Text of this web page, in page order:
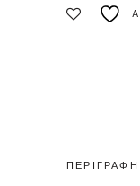
ΠΕΡΙΓΡΑΦΗ